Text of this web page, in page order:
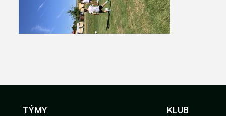
ML. PŘÍPRAVKA
TÝMY KLUB